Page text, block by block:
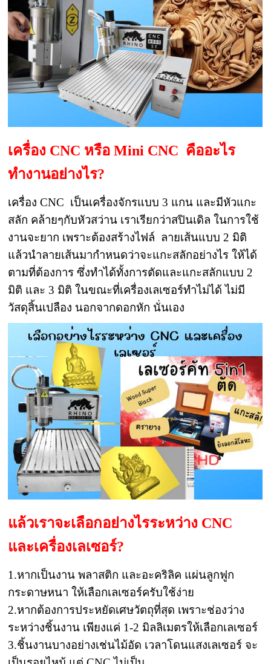
เครื่อง CNC หรือ Mini CNC คืออะไร
ทำงานอย่างไร?
เครื่อง CNC เป็นเครื่องจักรแบบ 3 แกน และมีหัวแกะ
สลัก คล้ายๆกับหัวสว่าน เราเรียกว่าสปินเดิล ในการใช้
งานจะยาก เพราะต้องสร้างไฟล์ ลายเส้นแบบ 2 มิติ
แล้วนำลายเส้นมากำหนดว่าจะแกะสลักอย่างไร ให้ได้
ตามที่ต้องการ ซึ่งทำได้ทั้งการตัดและแกะสลักแบบ 2
มิติ และ 3 มิติ ในขณะที่เครื่องเลเซอร์ทำไม่ได้ ไม่มี
วัสดุสิ้นเปลือง นอกจากดอกหัก นั่นเอง
แล้วเราจะเลือกอย่างไรระหว่าง CNC
และเครื่องเลเซอร์?
1.หากเป็นงาน พลาสติก และอะคริลิค แผ่นลูกฟูก
กระดาษหนา ให้เลือกเลเซอร์ครับใช้ง่าย
2.หากต้องการประหยัดเศษวัตถุที่สุด เพราะช่องว่าง
ระหว่างชิ้นงาน เพียงแค่ 1-2 มิลลิเมตรให้เลือกเลเซอร์
3.ชิ้นงานบางอย่างเช่นไม้อัด เวลาโดนแสงเลเซอร์ จะ